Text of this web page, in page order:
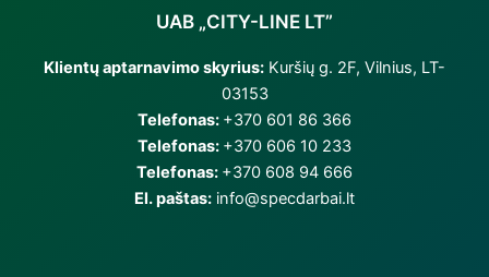
UAB „CITY-LINE LT”
Klientų aptarnavimo skyrius: Kuršių g. 2F, Vilnius, LT-
03153
Telefonas: +370 601 86 366
Telefonas: +370 606 10 233
Telefonas: +370 608 94 666
El. paštas: info@specdarbai.lt